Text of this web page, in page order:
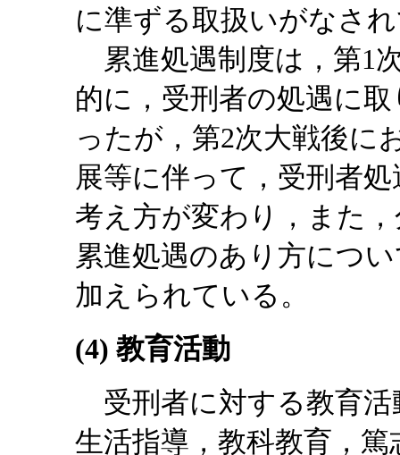
に準ずる取扱いがなさ
累進処遇制度は，第1
的に，受刑者の処遇に
ったが，第2次大戦後に
展等に伴って，受刑者
考え方が変わり，また
累進処遇のあり方につ
加えられている。
(4) 教育活動
受刑者に対する教育活
生活指導，教科教育，